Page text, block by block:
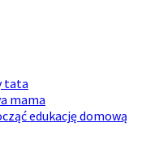
tata
mama
edukację domową